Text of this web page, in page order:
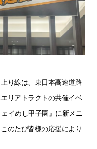
り線は、東日本高速道路
リアトラクトの共催イベ
イめし甲子園』に新メニ
のたび皆様の応援により